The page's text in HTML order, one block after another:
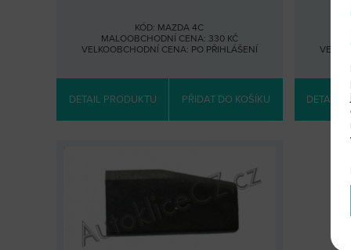
KÓD: MAZDA 4C
MALOOBCHODNÍ CENA: 330 KČ
VELKOOBCHODNÍ CENA: PO PŘIHLÁŠENÍ
DETAIL PRODUKTU PŘIDAT DO KOŠÍKU DETAIL